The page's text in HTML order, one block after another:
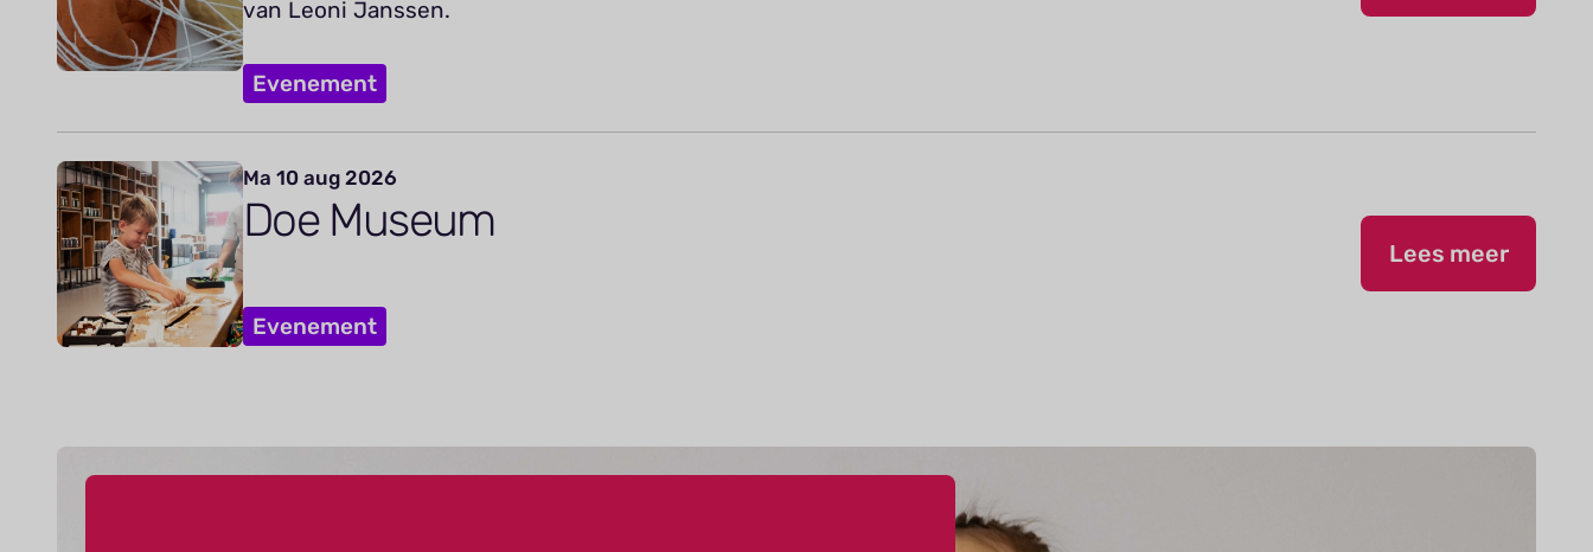
van Leoni Janssen.
Evenement
Ma 10 aug 2026
Doe Museum
Evenement
Lees meer